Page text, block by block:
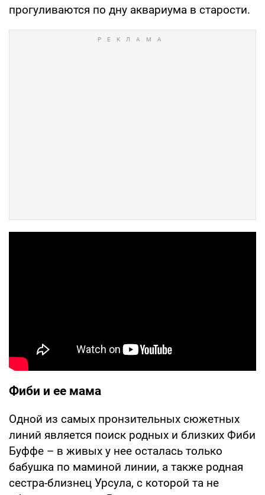
прогуливаются по дну аквариума в старости.
Фиби и ее мама
Одной из самых пронзительных сюжетных
линий является поиск родных и близких Фиби
Буффе – в живых у нее осталась только
бабушка по маминой линии, а также родная
сестра-близнец Урсула, с которой та не